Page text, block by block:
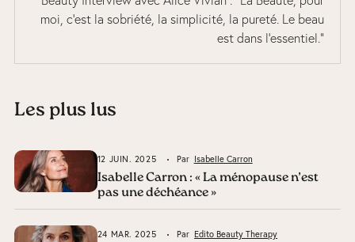
moi, c’est la sobriété, la simplicité, la pureté. Le beau
est dans l’essentiel."
Les plus lus
12 JUIN. 2025 Par Isabelle Carron
Isabelle Carron : « La ménopause n’est
pas une déchéance »
24 MAR. 2025 Par Edito Beauty Therapy